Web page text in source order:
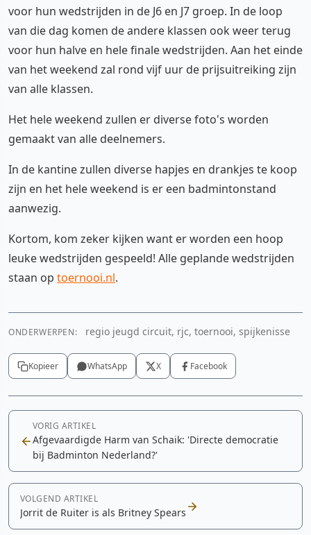
voor hun wedstrijden in de J6 en J7 groep. In de loop
van die dag komen de andere klassen ook weer terug
voor hun halve en hele finale wedstrijden. Aan het einde
van het weekend zal rond vijf uur de prijsuitreiking zijn
van alle klassen.
Het hele weekend zullen er diverse foto's worden
gemaakt van alle deelnemers.
In de kantine zullen diverse hapjes en drankjes te koop
zijn en het hele weekend is er een badmintonstand
aanwezig.
Kortom, kom zeker kijken want er worden een hoop
leuke wedstrijden gespeeld! Alle geplande wedstrijden
staan op toernooi.nl.
ONDERWERPEN: regio jeugd circuit, rjc, toernooi, spijkenisse
Kopieer WhatsApp X Facebook
VORIG ARTIKEL
Afgevaardigde Harm van Schaik: 'Directe democratie
bij Badminton Nederland?'
VOLGEND ARTIKEL
Jorrit de Ruiter is als Britney Spears